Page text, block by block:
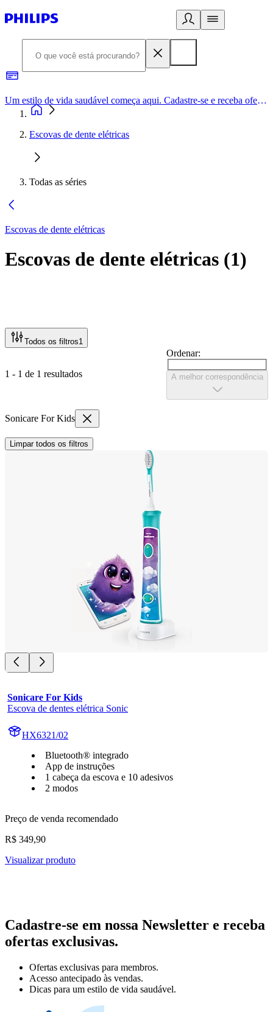
Um estilo de vida saudável começa aqui. Cadastre-se e receba ofertas exclusivas.
Escovas de dente elétricas
Todas as séries
Escovas de dente elétricas
Escovas de dente elétricas (1)
Todos os filtros1
1 - 1 de 1 resultados
Ordenar:
A melhor correspondência
Sonicare For Kids
Limpar todos os filtros
Sonicare For Kids
Escova de dentes elétrica Sonic
HX6321/02
Bluetooth® integrado
App de instruções
1 cabeça da escova e 10 adesivos
2 modos
Preço de venda recomendado
R$ 349,90
Visualizar produto
Cadastre-se em nossa Newsletter e receba
ofertas exclusivas.
Ofertas exclusivas para membros.
Acesso antecipado às vendas.
Dicas para um estilo de vida saudável.